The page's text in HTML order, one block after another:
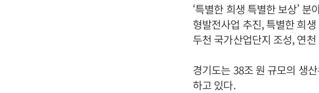
‘특별한 희생 특별한 보상’
형발전사업 추진, 특별한 희
두천 국가산업단지 조성, 연
경기도는 38조 원 규모의 생
하고 있다.